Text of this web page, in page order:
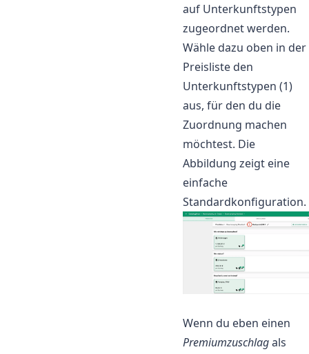
auf Unterkunftstypen
zugeordnet werden.
Wähle dazu oben in der
Preisliste den
Unterkunftstypen (1)
aus, für den du die
Zuordnung machen
möchtest. Die
Abbildung zeigt eine
einfache
Standardkonfiguration.
Wenn du eben einen
Premiumzuschlagals